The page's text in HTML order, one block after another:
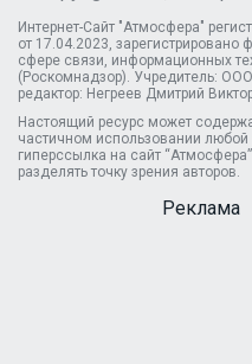
Интернет-Сайт "Атмосфера"
от 17.04.2023,
сфере связи, информационных
(Роскомнадзор). Учредитель:
редактор: Негреев Дмитрий
Настоящий ресурс может
частичном использовании
гиперссылка на сайт
разделять точку зрения авторов.
Реклама